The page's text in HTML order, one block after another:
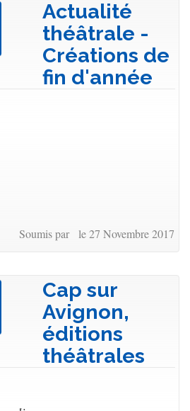
Actualité
théâtrale -
Créations de
fin d'année
Soumis par le 27 Novembre 2017
Cap sur
Avignon,
éditions
théâtrales